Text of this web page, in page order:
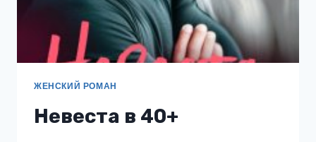
ЖЕНСКИЙ РОМАН
Невеста в 40+